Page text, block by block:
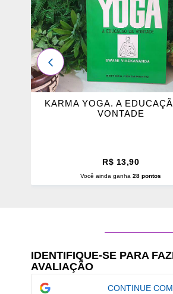
FAVORITOS
KARMA YOGA. A
VONTADE
R$ 13,90
Você ainda ganha28 pontos
ANTERIOR
IDENTIFIQUE-SE PARA
AVALIAÇÃO
CONTINUE